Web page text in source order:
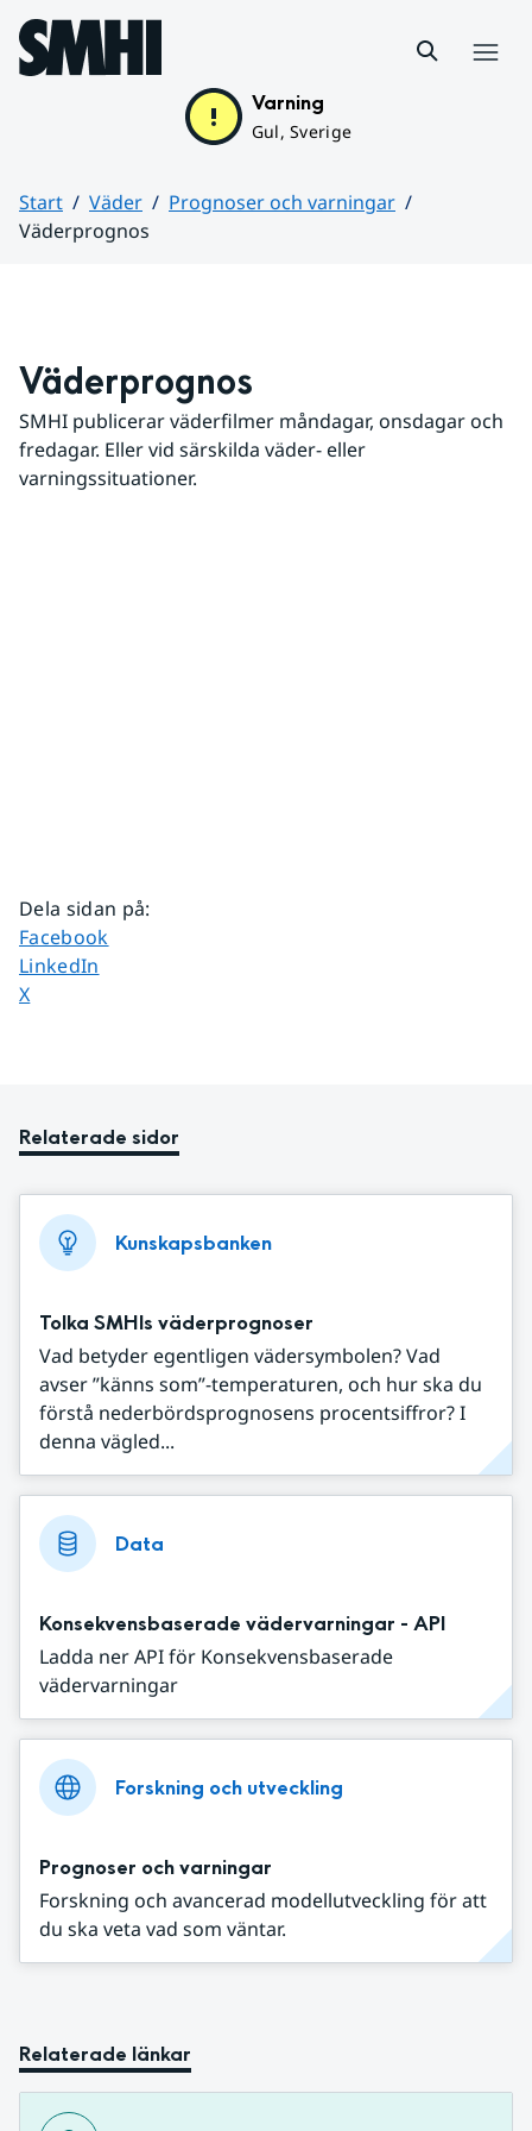
Hoppa till sidans innehåll
Varning
Gul, Sverige
Start Väder
Prognoser och varningar
Väderprognos
Väderprognos
SMHI publicerar väderfilmer måndagar, onsdagar och
fredagar. Eller vid särskilda väder- eller
varningssituationer.
Dela sidan på:
Dela sidan på
Facebook
Dela sidan på
LinkedIn
Dela sidan på
X
Relaterade sidor
Kunskapsbanken
Tolka SMHIs väderprognoser
Vad betyder egentligen vädersymbolen? Vad
avser ”känns som”-temperaturen, och hur ska du
förstå nederbördsprognosens procentsiffror? I
denna vägled...
Data
Konsekvensbaserade vädervarningar - API
Ladda ner API för Konsekvensbaserade
vädervarningar
Forskning och utveckling
Prognoser och varningar
Forskning och avancerad modellutveckling för att
du ska veta vad som väntar.
Relaterade länkar